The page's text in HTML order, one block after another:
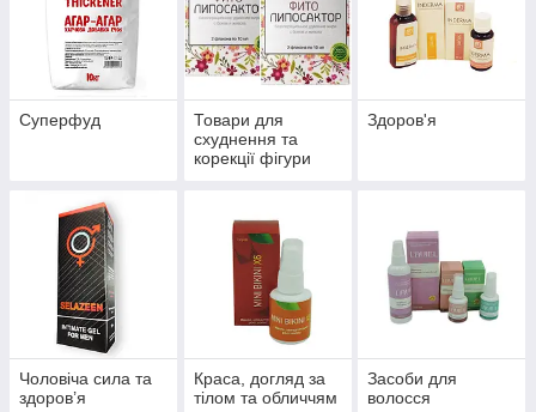
Суперфуд
Товари для
схуднення та
корекції фігури
Здоров'я
Чоловіча сила та
здоров’я
Краса, догляд за
тілом та обличчям
Засоби для
волосся